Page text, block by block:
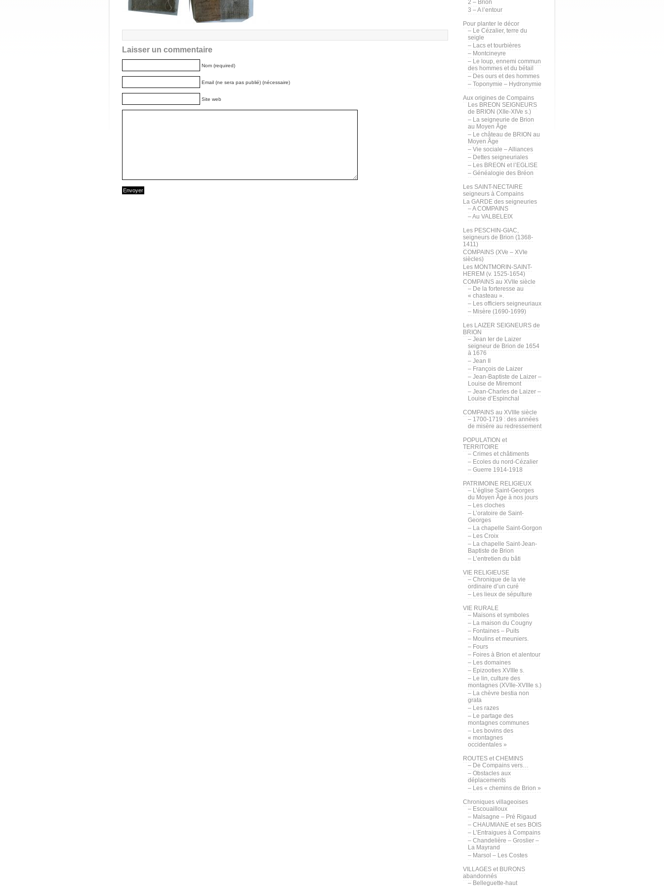
2 – Brion
3 – A l’entour
Pour planter le décor
– Le Cézalier, terre du
seigle
– Lacs et tourbières
– Montcineyre
– Le loup, ennemi commun
des hommes et du bétail
– Des ours et des hommes
– Toponymie – Hydronymie
Aux origines de Compains
Les BREON SEIGNEURS
de BRION (XIIe-XIVe s.)
– La seigneurie de Brion
au Moyen Âge
– Le château de BRION au
Moyen Âge
– Vie sociale – Alliances
– Dettes seigneuriales
– Les BREON et l’EGLISE
– Généalogie des Bréon
Les SAINT-NECTAIRE
seigneurs à Compains
La GARDE des seigneuries
– A COMPAINS
– Au VALBELEIX
Les PESCHIN-GIAC,
seigneurs de Brion (1368-
1411)
COMPAINS (XVe – XVIe
siècles)
Les MONTMORIN-SAINT-
HEREM (v. 1525-1654)
COMPAINS au XVIIe siècle
– De la forteresse au
« chasteau ».
– Les officiers seigneuriaux
– Misère (1690-1699)
Les LAIZER SEIGNEURS de
BRION
– Jean Ier de Laizer
seigneur de Brion de 1654
à 1676
– Jean II
– François de Laizer
– Jean-Baptiste de Laizer –
Louise de Miremont
– Jean-Charles de Laizer –
Louise d’Espinchal
COMPAINS au XVIIIe siècle
– 1700-1719 : des années
de misère au redressement
POPULATION et
TERRITOIRE
– Crimes et châtiments
– Ecoles du nord-Cézalier
– Guerre 1914-1918
PATRIMOINE RELIGIEUX
– L’église Saint-Georges
du Moyen Âge à nos jours
– Les cloches
– L’oratoire de Saint-
Georges
– La chapelle Saint-Gorgon
– Les Croix
– La chapelle Saint-Jean-
Baptiste de Brion
– L’entretien du bâti
VIE RELIGIEUSE
– Chronique de la vie
ordinaire d’un curé
– Les lieux de sépulture
VIE RURALE
– Maisons et symboles
– La maison du Cougny
– Fontaines – Puits
– Moulins et meuniers.
– Fours
– Foires à Brion et alentour
– Les domaines
– Epizooties XVIIIe s.
– Le lin, culture des
montagnes (XVIIe-XVIIIe s.)
– La chèvre bestia non
grata
– Les razes
– Le partage des
montagnes communes
– Les bovins des
« montagnes
occidentales »
ROUTES et CHEMINS
– De Compains vers…
– Obstacles aux
déplacements
– Les « chemins de Brion »
Chroniques villageoises
– Escouailloux
– Malsagne – Pré Rigaud
– CHAUMIANE et ses BOIS
– L’Entraigues à Compains
– Chandelière – Groslier –
La Mayrand
– Marsol – Les Costes
VILLAGES et BURONS
abandonnés
– Belleguette-haut
Laisser un commentaire
Nom (required)
Email (ne sera pas publié) (nécessaire)
Site web